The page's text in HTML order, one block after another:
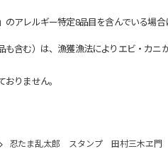
アレルギー特定8品目を含んでいる場合
含む）は、漁獲漁法によりエビ・カ
りません。
忍たま乱太郎 スタンプ 田村三木ヱ門